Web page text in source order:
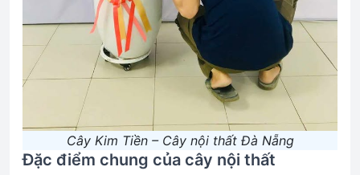
Cây Kim Tiền – Cây nội thất Đà Nẵng
Đặc điểm chung của cây nội thất